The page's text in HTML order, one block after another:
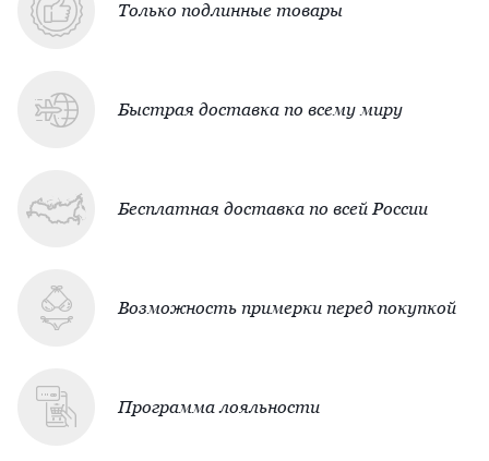
Только подлинные товары
Быстрая доставка по всему миру
Бесплатная доставка по всей России
Возможность примерки перед покупкой
Программа лояльности